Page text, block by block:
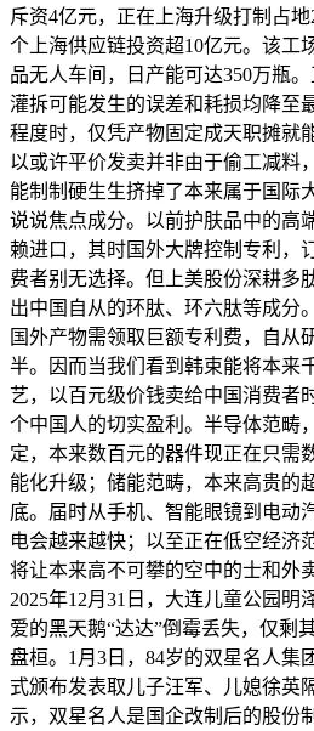
斥资4亿元，正在上海升级打制占
个上海供应链投资超10亿元。该工
品无人车间，日产能可达350万瓶
灌拆可能发生的误差和耗损均降至
程度时，仅凭产物固定成天职摊就
以或许平价发卖并非由于偷工减料
能制制硬生生挤掉了本来属于国际
说说焦点成分。以前护肤品中的高
赖进口，其时国外大牌控制专利，
费者别无选择。但上美股份深耕多
出中国自从的环肽、环六肽等成分
国外产物需领取巨额专利费，自从
半。因而当我们看到韩束能将本来
艺，以百元级价钱卖给中国消费者
个中国人的切实盈利。半导体范畴
定，本来数百元的器件现正在只需
能化升级；储能范畴，本来高贵的
底。届时从手机、智能眼镜到电动
电会越来越快；以至正在低空经济
将让本来高不可攀的空中的士和外
2025年12月31日，大连儿童公园明
爱的黑天鹅“达达”倒霉丢失，仅剩
盘桓。1月3日，84岁的双星名人集
式颁布发表取儿子汪军、儿媳徐英
示，双星名人是国企改制后的股份